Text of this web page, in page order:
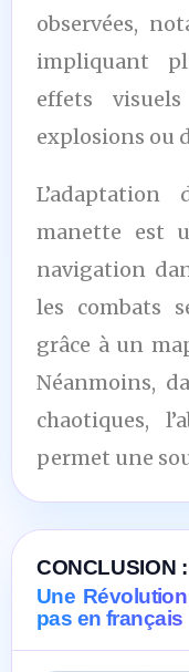
observées,
impliquant
effets
explosions ou
manette est
navigation
les combats
grâce à un
Néanmoins,
chaotiques,
permet une
CONCLUSION :
Une
pas en français